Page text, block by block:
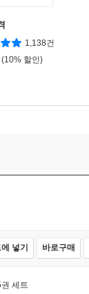
1,138건
(10% 할인)
넣기 바로구매
세트